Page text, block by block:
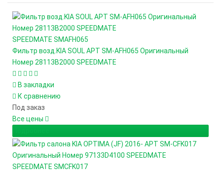
SPEEDMATE SMAFH065
Фильтр возд.KIA SOUL АРТ SM-AFH065 Оригинальный
Номер 28113B2000 SPEEDMATE
В закладки
К сравнению
Под заказ
Все цены
SPEEDMATE SMCFK017